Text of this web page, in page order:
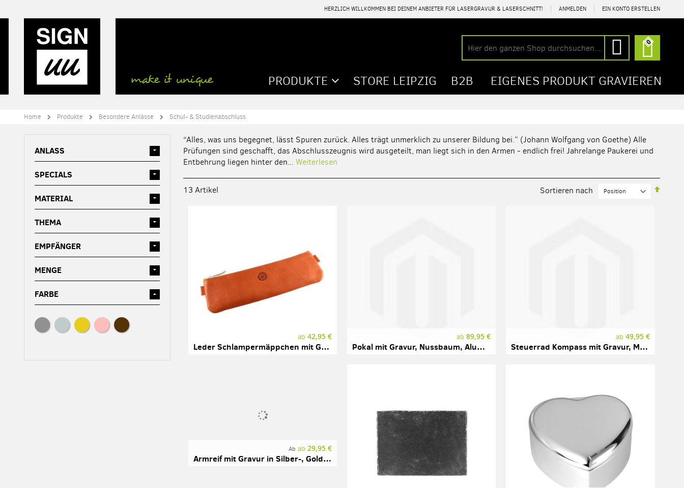
zum
Inhalt
HERZLICH WILLKOMMEN BEI DEINEM ANBIETER FÜR LASERGRAVUR & LASERSCHNITT! ANMELDEN EIN KONTO ERSTELLEN
0
Suche
PRODUKTE STORE LEIPZIG B2B EIGENES PRODUKT GRAVIEREN
Home Produkte Besondere Anlässe Schul- & Studienabschluss
“Alles, was uns begegnet, lässt Spuren zurück. Alles trägt unmerklich zu unserer Bildung bei.” (Johann Wolfgang von Goethe) Alle
Prüfungen sind geschafft, das Abschlusszeugnis wird ausgeteilt, man liegt sich in den Armen - endlich frei! Jahrelange Paukerei und
Entbehrung liegen hinter den... Weiterlesen
13 Artikel Sortieren nach
In
ab 42,95 €
Leder Schlampermäppchen mit Gravur, Marke SONNENLEDER, Modell BOLDT
ab 89,95 €
Pokal mit Gravur, Nussbaum, Aluminium
ab 49,95 €
Steuerrad Kompass mit Gravur, Messing
Ab ab 29,95 €
Armreif mit Gravur in Silber-, Gold- oder Roségoldfarben
ANLASS
SPECIALS
MATERIAL
THEMA
EMPFÄNGER
MENGE
FARBE